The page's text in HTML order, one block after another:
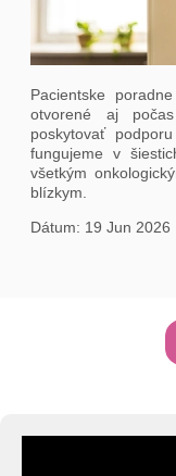
Pacientske
otvorené aj
poskytovať
fungujeme v
všetkým
blízkym.
Dátum: 19 Jun 2026